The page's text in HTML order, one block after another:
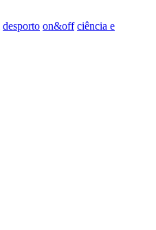
desporto on&off ciência e